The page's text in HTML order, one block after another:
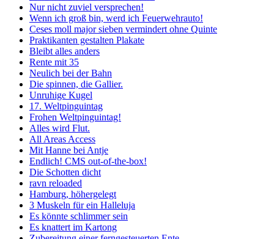
Nur nicht zuviel versprechen!
Wenn ich groß bin, werd ich Feuerwehrauto!
Ceses moll major sieben vermindert ohne Quinte
Praktikanten gestalten Plakate
Bleibt alles anders
Rente mit 35
Neulich bei der Bahn
Die spinnen, die Gallier.
Unruhige Kugel
17. Weltpinguintag
Frohen Weltpinguintag!
Alles wird Flut.
All Areas Access
Mit Hanne bei Antje
Endlich! CMS out-of-the-box!
Die Schotten dicht
ravn reloaded
Hamburg, höhergelegt
3 Muskeln für ein Halleluja
Es könnte schlimmer sein
Es knattert im Kartong